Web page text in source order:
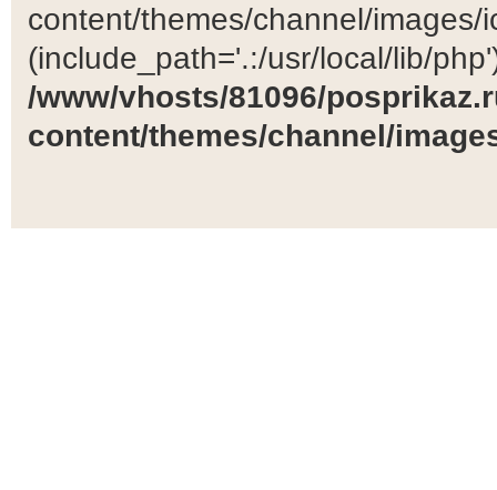
content/themes/channel/images/
(include_path='.:/usr/local/lib/
/www/vhosts/81096/
content/themes/channel/